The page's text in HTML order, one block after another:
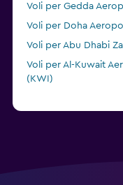
Voli per Gedda
Voli per Doha
Voli per Abu Dhabi
Voli per Al-Kuwait
(KWI)